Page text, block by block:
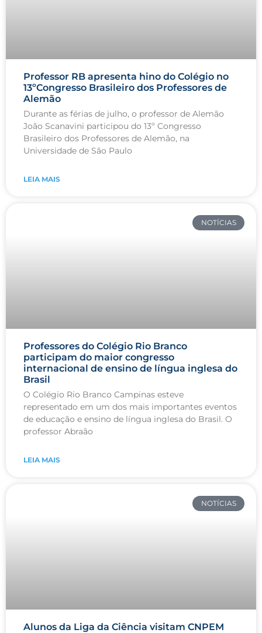
Professor RB apresenta hino do Colégio no
13ºCongresso Brasileiro dos Professores de
Alemão
Durante as férias de julho, o professor de Alemão
João Scanavini participou do 13º Congresso
Brasileiro dos Professores de Alemão, na
Universidade de São Paulo
LEIA MAIS
NOTÍCIAS
Professores do Colégio Rio Branco
participam do maior congresso
internacional de ensino de língua inglesa do
Brasil
O Colégio Rio Branco Campinas esteve
representado em um dos mais importantes eventos
de educação e ensino de língua inglesa do Brasil. O
professor Abraão
LEIA MAIS
NOTÍCIAS
Alunos da Liga da Ciência visitam CNPEM